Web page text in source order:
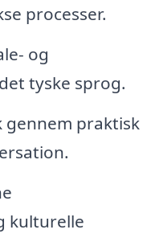
processer.
og
tyske sprog.
gennem praktisk
kulturelle